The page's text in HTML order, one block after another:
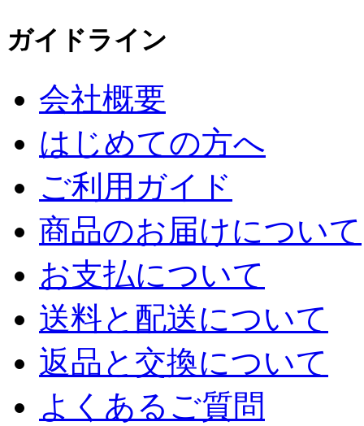
ガイドライン
会社概要
はじめての方へ
ご利用ガイド
商品のお届けについて
お支払について
送料と配送について
返品と交換について
よくあるご質問